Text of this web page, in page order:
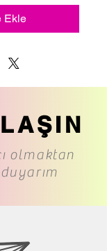
Ekle
olmaktan